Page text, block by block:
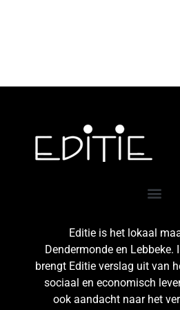
Editie is het lokaal
Dendermonde en Lebbeke.
brengt Editie verslag uit van
sociaal en economisch
ook aandacht naar het